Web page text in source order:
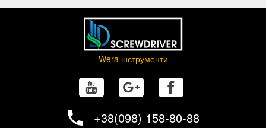
Wera інструменти
+38(098) 158-80-88